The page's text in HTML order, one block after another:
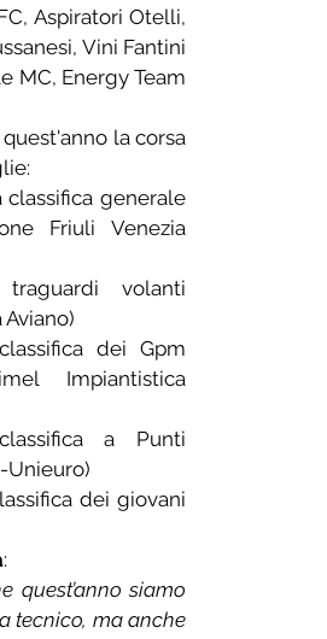
Aspiratori Otelli,
Vini Fantini
MC, Energy Team
la corsa
generale
Friuli Venezia
volanti
dei Gpm
Impiantistica
a Punti
Unieuro)
dei giovani
:
quest’anno siamo
tecnico, ma anche